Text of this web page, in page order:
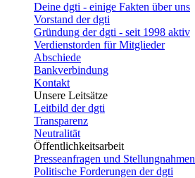
Deine dgti - einige Fakten über uns
Vorstand der dgti
Gründung der dgti - seit 1998 aktiv
Verdienstorden für Mitglieder
Abschiede
Bankverbindung
Kontakt
Unsere Leitsätze
Leitbild der dgti
Transparenz
Neutralität
Öffentlichkeitsarbeit
Presseanfragen und Stellungnahmen
Politische Forderungen der dgti